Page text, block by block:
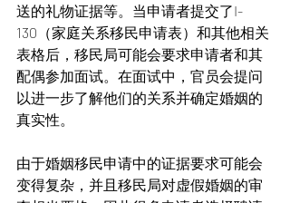
送的礼物证据等。当申请者提交了I-
130（家庭关系移民申请表）和其他相关
表格后，移民局可能会要求申请者和其
配偶参加面试。在面试中，官员会提问
以进一步了解他们的关系并确定婚姻的
真实性。
由于婚姻移民申请中的证据要求可能会
变得复杂，并且移民局对虚假婚姻的审